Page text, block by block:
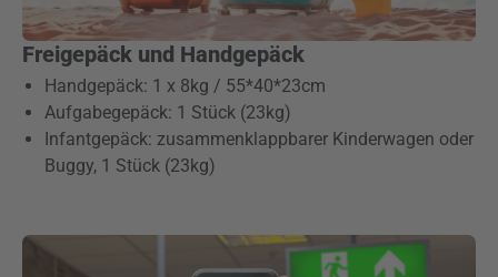
Freigepäck und Handgepäck
Handgepäck: 1 x 8kg / 55*40*23cm
Aufgabegepäck: 1 Stück (23kg)
Infantgepäck: zusammenklappbarer Kinderwagen oder
Buggy, 1 Stück (23kg)